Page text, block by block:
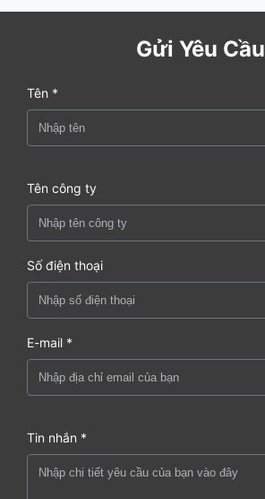
Gửi Yêu Cầu
Tên *
Tên công ty
Số điện thoại
E-mail *
Tin nhắn *